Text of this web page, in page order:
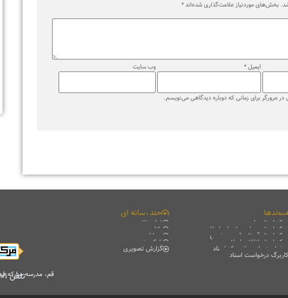
موردنیاز علامت‌گذاری شده‌اند*
ایمیل* وب‌ سایت
برای زمانی که دوباره دیدگاهی می‌نویسم.
اسناد ملی
اسناد مجلس شورای اسلامی
اسناد آستان قدس رضوی
اسناد انقلاب اسلامی
بازدید از مرکز اسناد
درخواست اسناد
چند رسانه ای
فیلم خانه
دانلود
موبایل
پادکست
گزارش تصویری
قم، مدرسه مبارکه
تلفن